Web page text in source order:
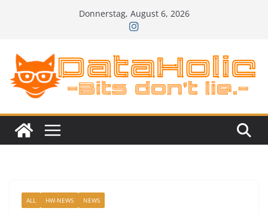
Donnerstag, August 6, 2026
ALL HW-NEWS NEWS